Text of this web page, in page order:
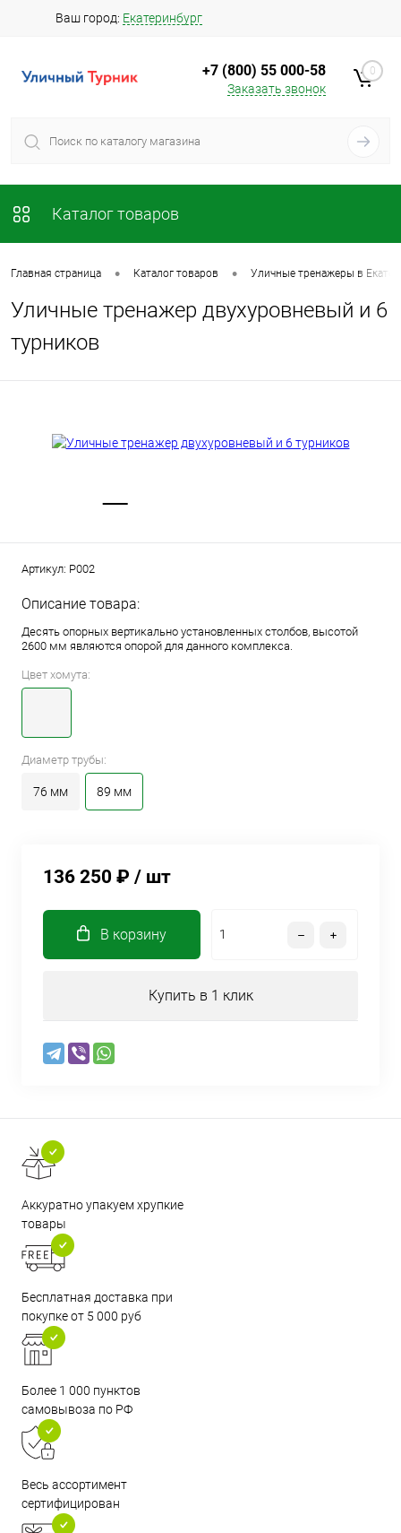
Ваш город: Екатеринбург
+7 (800) 55 000-58
Заказать звонок
0
Каталог товаров
Главная страница • Каталог товаров • Уличные тренажеры в
Уличные тренажер двухуровневый и 6
турников
Артикул: Р002
Описание товара:
Десять опорных вертикально установленных столбов, высотой
2600 мм являются опорой для данного комплекса.
Цвет хомута:
Диаметр трубы:
76 мм 89 мм
136 250 ₽ / шт
В корзину
Купить в 1 клик
Аккуратно упакуем хрупкие
товары
Бесплатная доставка при
покупке от 5 000 руб
Более 1 000 пунктов
самовывоза по РФ
Весь ассортимент
сертифицирован